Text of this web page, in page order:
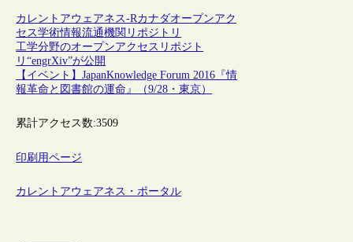
カレントアウェアネス-Rカナダオープンアク
セス学術情報流通機関リポジトリ
工学分野のオープンアクセスリポジト
リ“engrXiv”が公開
【イベント】JapanKnowledge Forum 2016『情
報革命と図書館の運命』（9/28・東京）
累計アクセス数:3509
印刷用ページ
カレントアウェアネス・ポータル